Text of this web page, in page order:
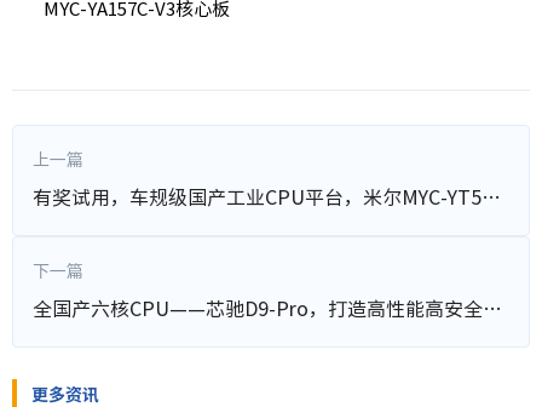
MYC-YA157C-V3核心板
上一篇
有奖试用，车规级国产工业CPU平台，米尔MYC-YT507开发板等你体验
下一篇
全国产六核CPU——芯驰D9-Pro，打造高性能高安全显控方案
更多资讯